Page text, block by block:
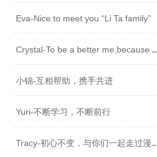
Eva-Nice to meet you “Li Ta family”
C
rystal-To be a better me,because I’m in Lita❤
小锦-互相帮助，携手共进
Yuri-不断学习，不断前行
T
racy-初心不变，与你们一起走过漫漫外贸路